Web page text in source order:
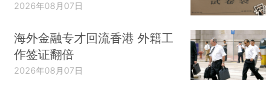
2026年08月07日
海外金融专才回流香港 外籍工
作签证翻倍
2026年08月07日